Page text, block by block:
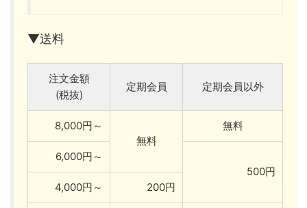
▼送料
注文金額
(税抜)
定期会員 定期会員以外
8,000円～
無料
無料
6,000円～
500円
4,000円～
200円